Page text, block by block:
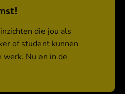
die jou als
of student kunnen
werk. Nu en in de